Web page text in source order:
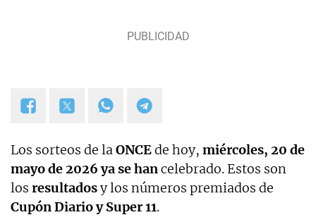
Los sorteos de laONCEde hoy, miércoles, 20 de
mayo de 2026 ya se hancelebrado. Estos son
los resultadosy los números premiados de
Cupón Diario y Super 11.